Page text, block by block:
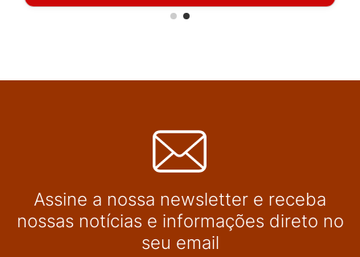
Assine a nossa newsletter e receba
nossas notícias e informações direto no
seu email